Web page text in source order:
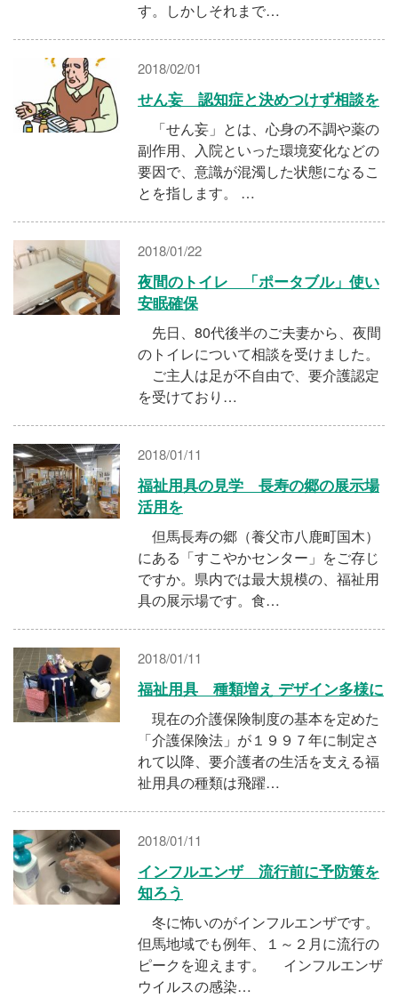
す。しかしそれまで…
2018/02/01
せん妄 認知症と決めつけず相談を
「せん妄」とは、心身の不調や薬の
副作用、入院といった環境変化などの
要因で、意識が混濁した状態になるこ
とを指します。 …
2018/01/22
夜間のトイレ 「ポータブル」使い
安眠確保
先日、80代後半のご夫妻から、夜間
のトイレについて相談を受けました。
ご主人は足が不自由で、要介護認定
を受けており…
2018/01/11
福祉用具の見学 長寿の郷の展示場
活用を
但馬長寿の郷（養父市八鹿町国木）
にある「すこやかセンター」をご存じ
ですか。県内では最大規模の、福祉用
具の展示場です。食…
2018/01/11
福祉用具 種類増え デザイン多様に
現在の介護保険制度の基本を定めた
「介護保険法」が１９９７年に制定さ
れて以降、要介護者の生活を支える福
祉用具の種類は飛躍…
2018/01/11
インフルエンザ 流行前に予防策を
知ろう
冬に怖いのがインフルエンザです。
但馬地域でも例年、１～２月に流行の
ピークを迎えます。 インフルエンザ
ウイルスの感染…